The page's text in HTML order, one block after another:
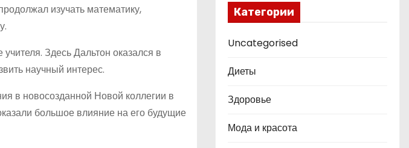
изучать математику,
Здесь Дальтон оказался в
научный интерес.
в новосозданной Новой коллегии в
большое влияние на его будущие
Категории
Uncategorised
Диеты
Здоровье
Мода и красота